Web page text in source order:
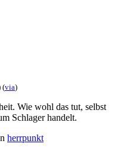
(via)
Wie wohl das tut, selbst
Schlager handelt.
herrpunkt